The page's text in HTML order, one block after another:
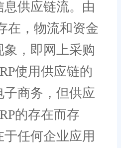
供应链流。由
在，物流和资金
，即网上采购
使用供应链的
商务，但供应
的存在而存
任何企业应用